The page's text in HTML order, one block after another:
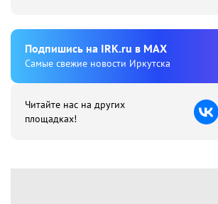
Подпишиcь на IRK.ru в MAX
Cамые свежие новости Иркутска
Читайте нас на других
площадках!